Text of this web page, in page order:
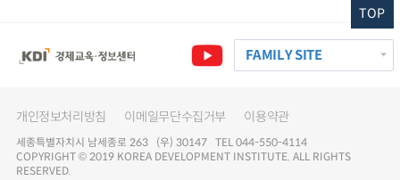
FAMILY SITE
개인정보처리방침 이메일무단수집거부 이용약관
세종특별자치시 남세종로 263 (우) 30147 TEL 044-550-4114
COPYRIGHT © 2019 KOREA DEVELOPMENT INSTITUTE. ALL RIGHTS
RESERVED.
TOP